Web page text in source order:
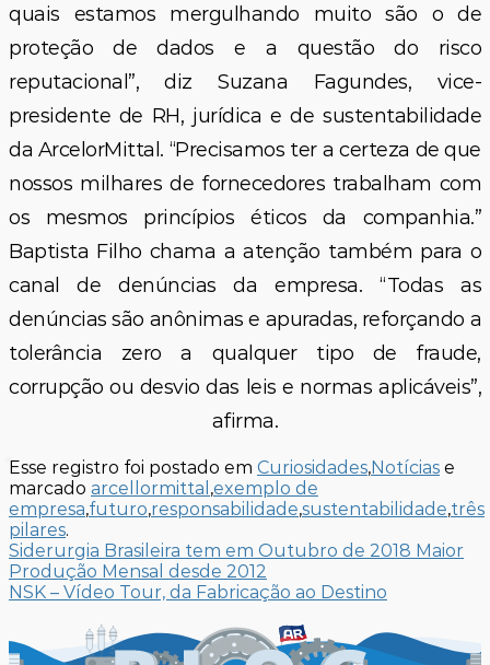
quais estamos mergulhando muito são o de
proteção de dados e a questão do risco
reputacional”, diz Suzana Fagundes, vice-
presidente de RH, jurídica e de sustentabilidade
da ArcelorMittal. “Precisamos ter a certeza de que
nossos milhares de fornecedores trabalham com
os mesmos princípios éticos da companhia.”
Baptista Filho chama a atenção também para o
canal de denúncias da empresa. “Todas as
denúncias são anônimas e apuradas, reforçando a
tolerância zero a qualquer tipo de fraude,
corrupção ou desvio das leis e normas aplicáveis”,
afirma.
Esse registro foi postado em Curiosidades,Notícias e
marcado arcellormittal ,exemplo de
empresa,futuro,responsabilidade,sustentabilidade,três
pilares.
Siderurgia Brasileira tem em Outubro de 2018 Maior
Produção Mensal desde 2012
NSK – Vídeo Tour, da Fabricação ao Destino